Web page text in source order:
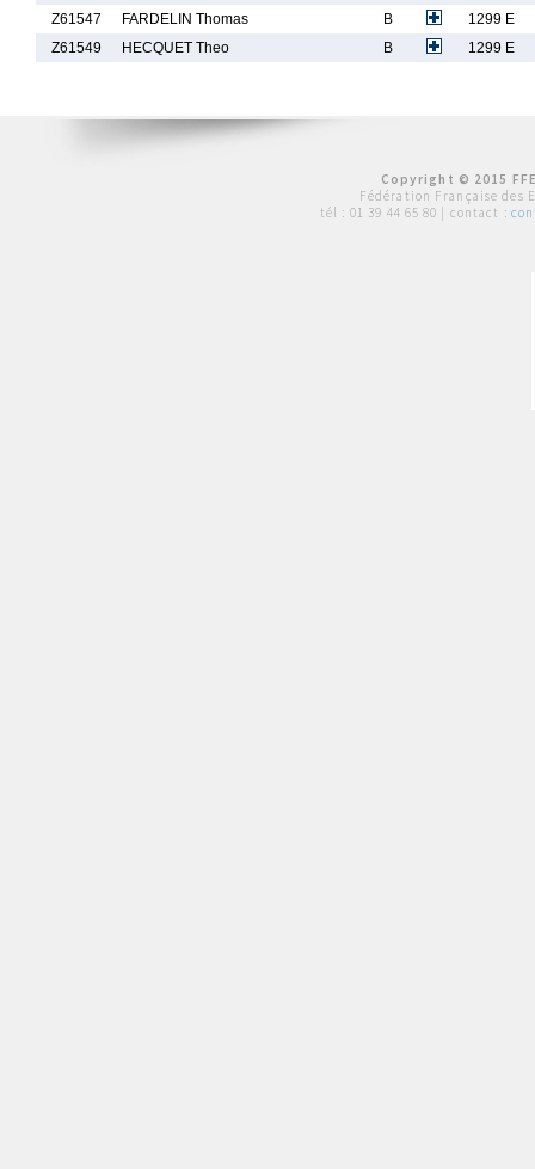
Z61547
FARDELIN Thomas B
1299 E
Z61549
HECQUET Theo B 1299 E
Copyright © 2015
Fédération Française des
tél : 01 39 44 65 80 | contact :